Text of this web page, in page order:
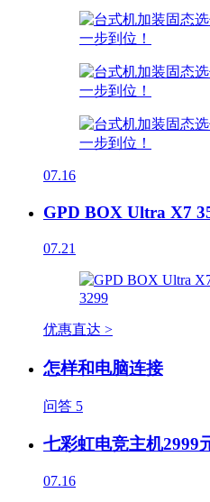
07.16
GPD BOX Ultra X7
07.21
优惠直达 >
怎样和电脑连接
问答 5
七彩虹电竞主机2999
07.16